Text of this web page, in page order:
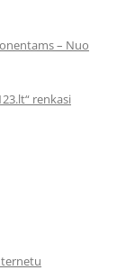
– Nuo
renkasi